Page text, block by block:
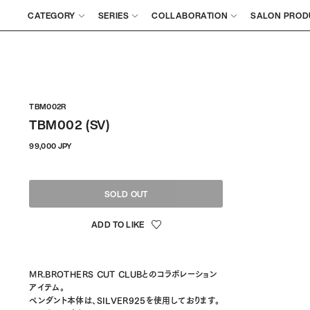
CATEGORY SERIES COLLABORATION SALON
TBM002R
TBM002 (SV)
99,000 JPY通
格
SOLD OUT
MR.BROTHERS CUT CLUBとのコラボレーション
アイテム。
ペンダント本体は、SILVER925を使用しております。